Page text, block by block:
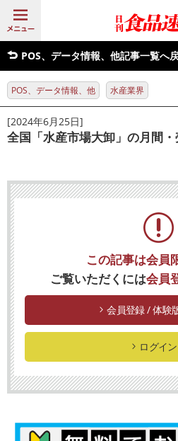
POS、データ情報、他記事一覧へ
POS、データ情報、他 水産業界
[2024年6月25日]
全国「水産市場大卸」の月間
この記事は会員
ご覧いただくには会員
会員登録 / 体験
ログイン